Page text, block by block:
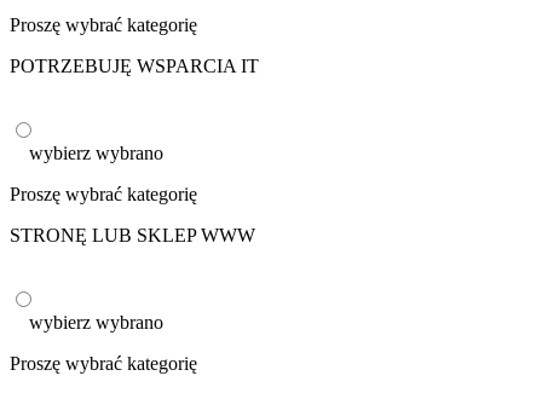
Proszę wybrać kategorię
POTRZEBUJĘ WSPARCIA IT
wybierz wybrano
Proszę wybrać kategorię
STRONĘ LUB SKLEP WWW
wybierz wybrano
Proszę wybrać kategorię